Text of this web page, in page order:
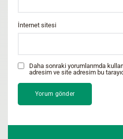
İnternet sitesi
Daha sonraki yorumlarımda
adresim ve site adresim bu